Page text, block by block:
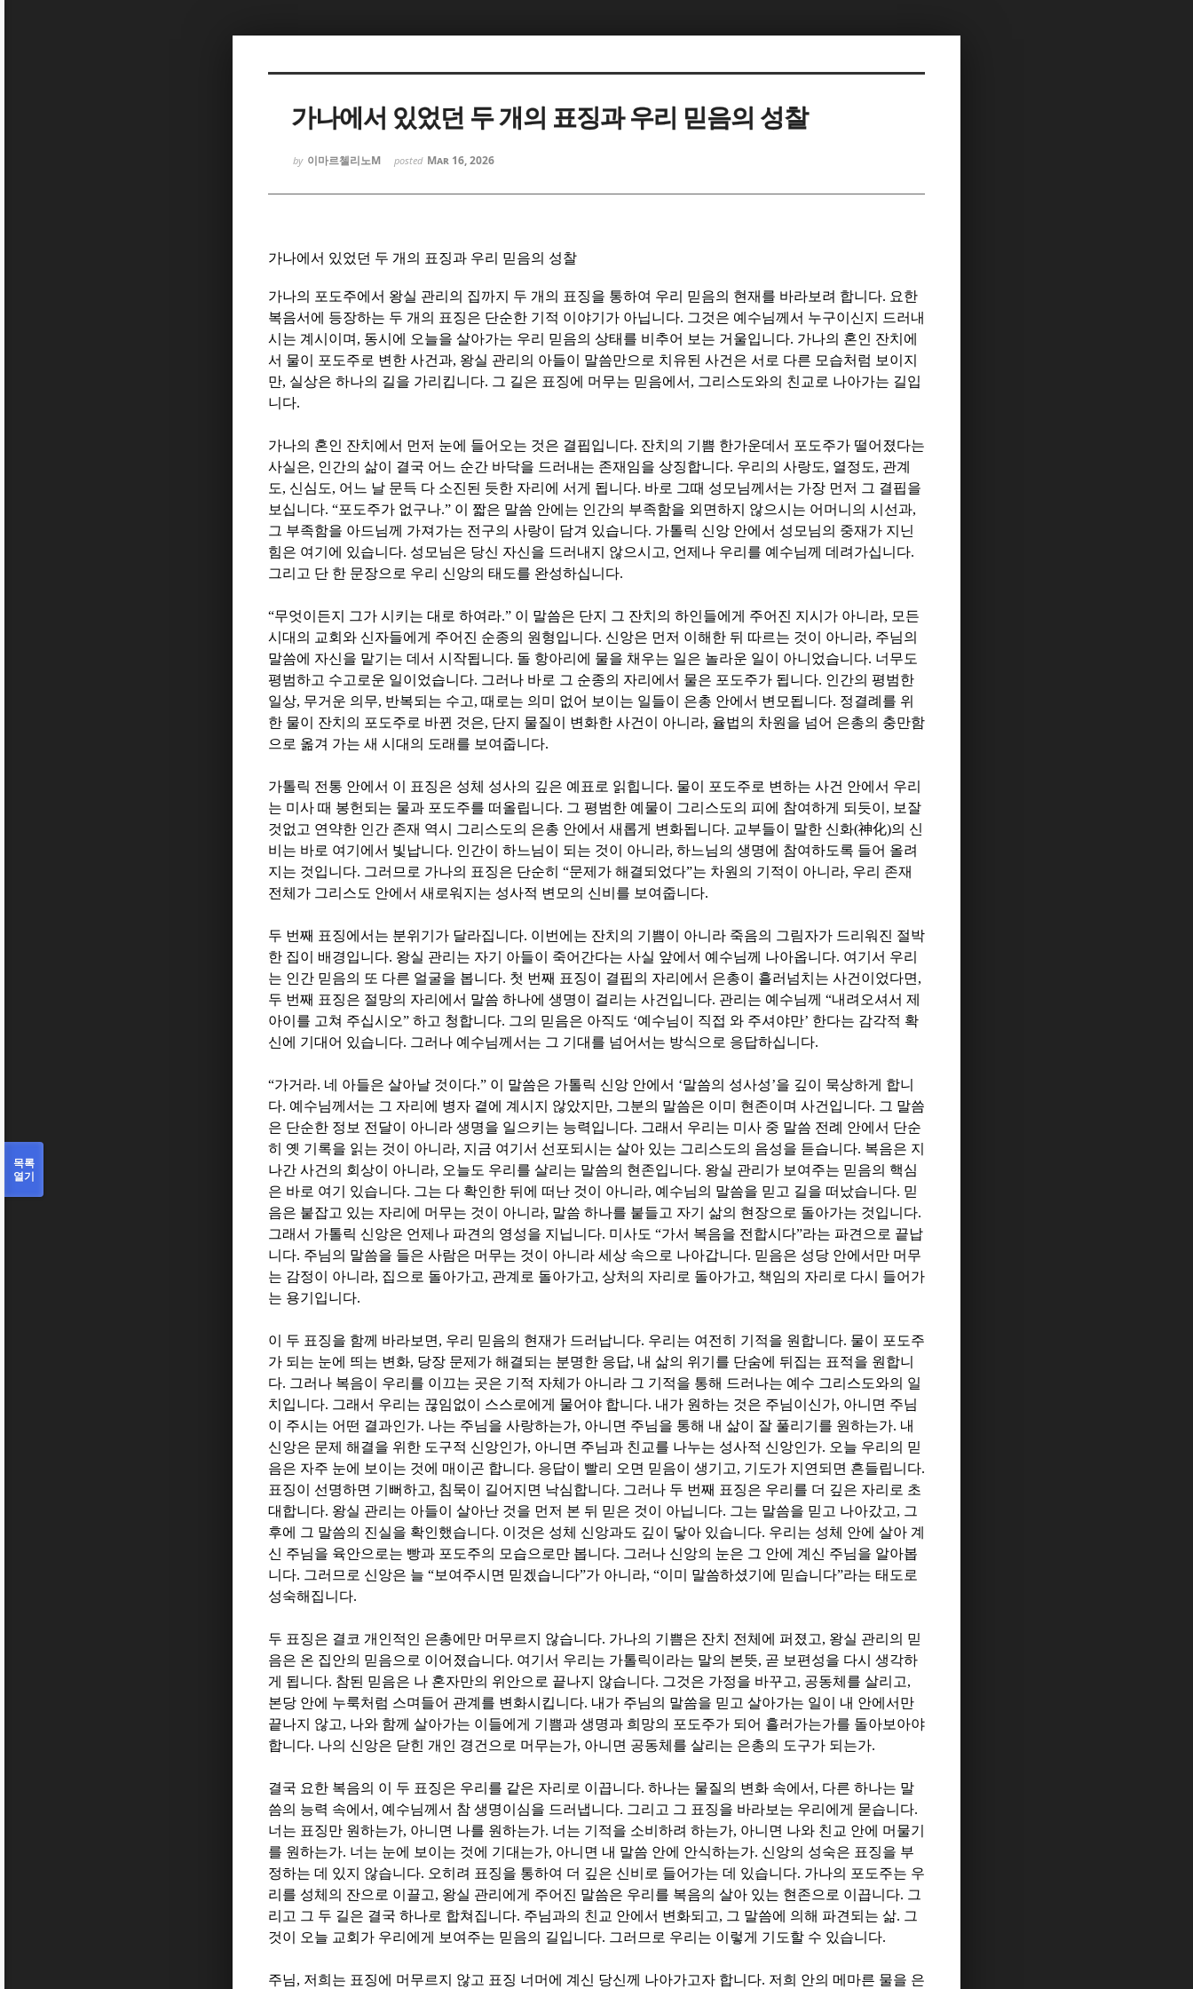
가나에서 있었던 두 개의 표징과 우리 믿음의 성찰
by 이마르첼리노M posted Mar 16, 2026
가나에서 있었던 두 개의 표징과 우리 믿음의 성찰
가나의 포도주에서 왕실 관리의 집까지 두 개의 표징을 통하여 우리 믿음의 현재를 바라보려 합니다. 요한
복음서에 등장하는 두 개의 표징은 단순한 기적 이야기가 아닙니다. 그것은 예수님께서 누구이신지 드러내
시는 계시이며 , 동시에 오늘을 살아가는 우리 믿음의 상태를 비추어 보는 거울입니다. 가나의 혼인 잔치에
서 물이 포도주로 변한 사건과, 왕실 관리의 아들이 말씀만으로 치유된 사건은 서로 다른 모습처럼 보이지
만, 실상은 하나의 길을 가리킵니다. 그 길은 표징에 머무는 믿음에서 , 그리스도와의 친교로 나아가는 길입
니다.
가나의 혼인 잔치에서 먼저 눈에 들어오는 것은 결핍입니다. 잔치의 기쁨 한가운데서 포도주가 떨어졌다는
사실은, 인간의 삶이 결국 어느 순간 바닥을 드러내는 존재임을 상징합니다. 우리의 사랑도, 열정도, 관계
도, 신심도, 어느 날 문득 다 소진된 듯한 자리에 서게 됩니다. 바로 그때 성모님께서는 가장 먼저 그 결핍을
보십니다. “포도주가 없구나.” 이 짧은 말씀 안에는 인간의 부족함을 외면하지 않으시는 어머니의 시선과,
그 부족함을 아드님께 가져가는 전구의 사랑이 담겨 있습니다. 가톨릭 신앙 안에서 성모님의 중재가 지닌
힘은 여기에 있습니다. 성모님은 당신 자신을 드러내지 않으시고, 언제나 우리를 예수님께 데려가십니다.
그리고 단 한 문장으로 우리 신앙의 태도를 완성하십니다.
“무엇이든지 그가 시키는 대로 하여라.” 이 말씀은 단지 그 잔치의 하인들에게 주어진 지시가 아니라, 모든
시대의 교회와 신자들에게 주어진 순종의 원형입니다. 신앙은 먼저 이해한 뒤 따르는 것이 아니라, 주님의
말씀에 자신을 맡기는 데서 시작됩니다. 돌 항아리에 물을 채우는 일은 놀라운 일이 아니었습니다. 너무도
평범하고 수고로운 일이었습니다. 그러나 바로 그 순종의 자리에서 물은 포도주가 됩니다. 인간의 평범한
일상, 무거운 의무, 반복되는 수고, 때로는 의미 없어 보이는 일들이 은총 안에서 변모됩니다. 정결례를 위
한 물이 잔치의 포도주로 바뀐 것은, 단지 물질이 변화한 사건이 아니라, 율법의 차원을 넘어 은총의 충만함
으로 옮겨 가는 새 시대의 도래를 보여줍니다.
가톨릭 전통 안에서 이 표징은 성체 성사의 깊은 예표로 읽힙니다. 물이 포도주로 변하는 사건 안에서 우리
는 미사 때 봉헌되는 물과 포도주를 떠올립니다. 그 평범한 예물이 그리스도의 피에 참여하게 되듯이 , 보잘
것없고 연약한 인간 존재 역시 그리스도의 은총 안에서 새롭게 변화됩니다. 교부들이 말한 신화(神化)의 신
비는 바로 여기에서 빛납니다. 인간이 하느님이 되는 것이 아니라, 하느님의 생명에 참여하도록 들어 올려
지는 것입니다. 그러므로 가나의 표징은 단순히 “문제가 해결되었다”는 차원의 기적이 아니라, 우리 존재
전체가 그리스도 안에서 새로워지는 성사적 변모의 신비를 보여줍니다.
두 번째 표징에서는 분위기가 달라집니다. 이번에는 잔치의 기쁨이 아니라 죽음의 그림자가 드리워진 절박
한 집이 배경입니다. 왕실 관리는 자기 아들이 죽어간다는 사실 앞에서 예수님께 나아옵니다. 여기서 우리
는 인간 믿음의 또 다른 얼굴을 봅니다. 첫 번째 표징이 결핍의 자리에서 은총이 흘러넘치는 사건이었다면 ,
두 번째 표징은 절망의 자리에서 말씀 하나에 생명이 걸리는 사건입니다. 관리는 예수님께 “내려오셔서 제
아이를 고쳐 주십시오” 하고 청합니다. 그의 믿음은 아직도 ‘예수님이 직접 와 주셔야만’ 한다는 감각적 확
신에 기대어 있습니다. 그러나 예수님께서는 그 기대를 넘어서는 방식으로 응답하십니다.
“가거라. 네 아들은 살아날 것이다.” 이 말씀은 가톨릭 신앙 안에서 ‘말씀의 성사성’을 깊이 묵상하게 합니
다. 예수님께서는 그 자리에 병자 곁에 계시지 않았지만, 그분의 말씀은 이미 현존이며 사건입니다. 그 말씀
은 단순한 정보 전달이 아니라 생명을 일으키는 능력입니다. 그래서 우리는 미사 중 말씀 전례 안에서 단순
히 옛 기록을 읽는 것이 아니라, 지금 여기서 선포되시는 살아 있는 그리스도의 음성을 듣습니다. 복음은 지
나간 사건의 회상이 아니라, 오늘도 우리를 살리는 말씀의 현존입니다. 왕실 관리가 보여주는 믿음의 핵심
은 바로 여기 있습니다. 그는 다 확인한 뒤에 떠난 것이 아니라, 예수님의 말씀을 믿고 길을 떠났습니다. 믿
음은 붙잡고 있는 자리에 머무는 것이 아니라, 말씀 하나를 붙들고 자기 삶의 현장으로 돌아가는 것입니다.
그래서 가톨릭 신앙은 언제나 파견의 영성을 지닙니다. 미사도 “가서 복음을 전합시다”라는 파견으로 끝납
니다. 주님의 말씀을 들은 사람은 머무는 것이 아니라 세상 속으로 나아갑니다. 믿음은 성당 안에서만 머무
는 감정이 아니라, 집으로 돌아가고, 관계로 돌아가고, 상처의 자리로 돌아가고, 책임의 자리로 다시 들어가
는 용기입니다.
이 두 표징을 함께 바라보면 , 우리 믿음의 현재가 드러납니다. 우리는 여전히 기적을 원합니다. 물이 포도주
가 되는 눈에 띄는 변화, 당장 문제가 해결되는 분명한 응답, 내 삶의 위기를 단숨에 뒤집는 표적을 원합니
다. 그러나 복음이 우리를 이끄는 곳은 기적 자체가 아니라 그 기적을 통해 드러나는 예수 그리스도와의 일
치입니다. 그래서 우리는 끊임없이 스스로에게 물어야 합니다. 내가 원하는 것은 주님이신가, 아니면 주님
이 주시는 어떤 결과인가. 나는 주님을 사랑하는가, 아니면 주님을 통해 내 삶이 잘 풀리기를 원하는가. 내
신앙은 문제 해결을 위한 도구적 신앙인가, 아니면 주님과 친교를 나누는 성사적 신앙인가. 오늘 우리의 믿
음은 자주 눈에 보이는 것에 매이곤 합니다. 응답이 빨리 오면 믿음이 생기고, 기도가 지연되면 흔들립니다.
표징이 선명하면 기뻐하고, 침묵이 길어지면 낙심합니다. 그러나 두 번째 표징은 우리를 더 깊은 자리로 초
대합니다. 왕실 관리는 아들이 살아난 것을 먼저 본 뒤 믿은 것이 아닙니다. 그는 말씀을 믿고 나아갔고, 그
후에 그 말씀의 진실을 확인했습니다. 이것은 성체 신앙과도 깊이 닿아 있습니다. 우리는 성체 안에 살아 계
신 주님을 육안으로는 빵과 포도주의 모습으로만 봅니다. 그러나 신앙의 눈은 그 안에 계신 주님을 알아봅
니다. 그러므로 신앙은 늘 “보여주시면 믿겠습니다”가 아니라, “이미 말씀하셨기에 믿습니다”라는 태도로
성숙해집니다.
두 표징은 결코 개인적인 은총에만 머무르지 않습니다. 가나의 기쁨은 잔치 전체에 퍼졌고, 왕실 관리의 믿
음은 온 집안의 믿음으로 이어졌습니다. 여기서 우리는 가톨릭이라는 말의 본뜻, 곧 보편성을 다시 생각하
게 됩니다. 참된 믿음은 나 혼자만의 위안으로 끝나지 않습니다. 그것은 가정을 바꾸고, 공동체를 살리고,
본당 안에 누룩처럼 스며들어 관계를 변화시킵니다. 내가 주님의 말씀을 믿고 살아가는 일이 내 안에서만
끝나지 않고, 나와 함께 살아가는 이들에게 기쁨과 생명과 희망의 포도주가 되어 흘러가는가를 돌아보아야
합니다. 나의 신앙은 닫힌 개인 경건으로 머무는가, 아니면 공동체를 살리는 은총의 도구가 되는가.
결국 요한 복음의 이 두 표징은 우리를 같은 자리로 이끕니다. 하나는 물질의 변화 속에서 , 다른 하나는 말
씀의 능력 속에서 , 예수님께서 참 생명이심을 드러냅니다. 그리고 그 표징을 바라보는 우리에게 묻습니다.
너는 표징만 원하는가, 아니면 나를 원하는가. 너는 기적을 소비하려 하는가, 아니면 나와 친교 안에 머물기
를 원하는가. 너는 눈에 보이는 것에 기대는가, 아니면 내 말씀 안에 안식하는가. 신앙의 성숙은 표징을 부
정하는 데 있지 않습니다. 오히려 표징을 통하여 더 깊은 신비로 들어가는 데 있습니다. 가나의 포도주는 우
리를 성체의 잔으로 이끌고, 왕실 관리에게 주어진 말씀은 우리를 복음의 살아 있는 현존으로 이끕니다. 그
리고 그 두 길은 결국 하나로 합쳐집니다. 주님과의 친교 안에서 변화되고, 그 말씀에 의해 파견되는 삶. 그
것이 오늘 교회가 우리에게 보여주는 믿음의 길입니다. 그러므로 우리는 이렇게 기도할 수 있습니다.
주님, 저희는 표징에 머무르지 않고 표징 너머에 계신 당신께 나아가고자 합니다. 저희 안의 메마른 물을 은
목록
열기
Sketchbook5, 스케치북5
Sketchbook5, 스케치북5